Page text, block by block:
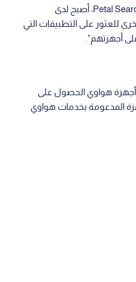
Apps المدعومة من قبل محرك Petal Search، أصبح لدى
للعثور على التطبيقات التي
أجهزتهم".
هواوي الحصول على
المدعومة بخدمات هواوي